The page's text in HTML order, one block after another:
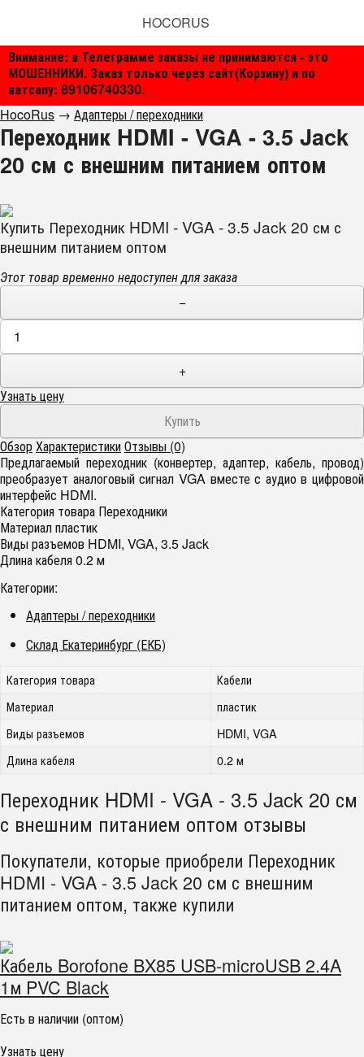
Внимание: в Телеграмме заказы не принимаются - это
МОШЕННИКИ. Заказ только через сайт(Корзину) и по
ватсапу: 89106740330.
HOCORUS
HocoRus → Адаптеры / переходники
Переходник HDMI - VGA - 3.5 Jack
20 см с внешним питанием оптом
Купить Переходник HDMI - VGA - 3.5 Jack 20 см с
внешним питанием оптом
Этот товар временно недоступен для заказа
−
+
Узнать цену
ОбзорХарактеристикиОтзывы (0)
Предлагаемый переходник (конвертер, адаптер, кабель, провод)
преобразует аналоговый сигнал VGA вместе с аудио в цифровой
интерфейс HDMI.
Категория товара Переходники
Материал пластик
Виды разъемов HDMI, VGA, 3.5 Jack
Длина кабеля 0.2 м
Категории:
Адаптеры / переходники
Склад Екатеринбург (ЕКБ)
Категория товара
Кабели
Материал
пластик
Виды разъемов
HDMI, VGA
Длина кабеля
0.2 м
Переходник HDMI - VGA - 3.5 Jack 20 см
с внешним питанием оптом отзывы
Покупатели, которые приобрели Переходник
HDMI - VGA - 3.5 Jack 20 см с внешним
питанием оптом, также купили
Кабель Borofone BX85 USB-microUSB 2.4A
1м PVC Black
Есть в наличии (оптом)
Узнать цену